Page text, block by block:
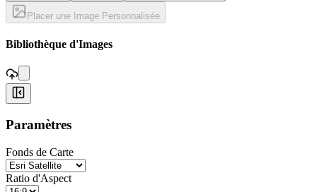
Placer une Image Personnalisée
Bibliothèque d'Images
+
−
Paramètres
Fonds de Carte
Ratio d'Aspect